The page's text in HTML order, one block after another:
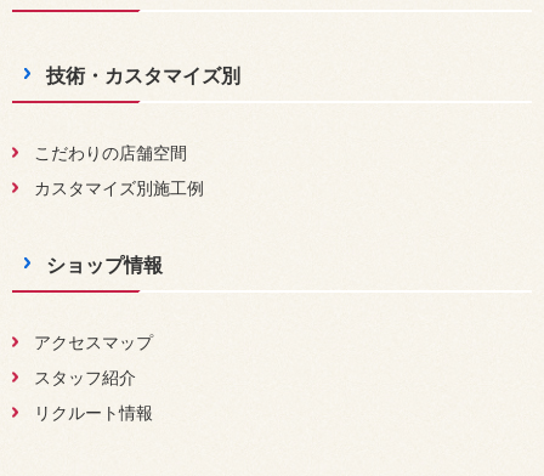
技術・カスタマイズ別
こだわりの店舗空間
カスタマイズ別施工例
ショップ情報
アクセスマップ
スタッフ紹介
リクルート情報